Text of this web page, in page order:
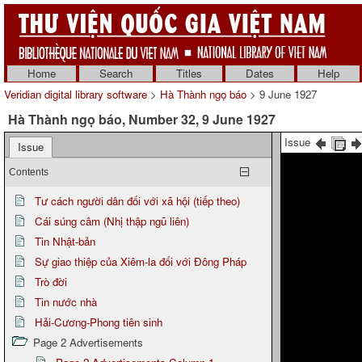
Home Search Titles Dates
Help
Veridian digital library software > Hà Thành ngọ báo > 9 June 1927
Hà Thành ngọ báo, Number 32, 9 June 1927
Issue
Contents
Tư cách người dân đối với xã hội (tiếp theo)
Cái súng câm (Nhị thập ngũ liên)
Tin Nhật-bản
Sự giao thiệp của Xiêm-la đối với Đông Pháp
Trò đời
Tin nước nhà
Hải-Cương-Phong tiên sinh
Page 2 Advertisements
Issue